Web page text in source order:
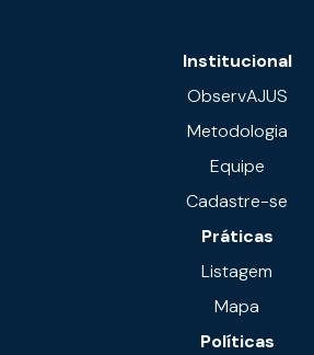
Institucional
ObservAJUS
Metodologia
Equipe
Cadastre-se
Práticas
Listagem
Mapa
Políticas